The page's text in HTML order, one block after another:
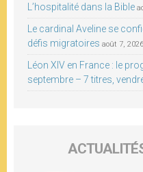
L’hospitalité dans la Bible
Le cardinal Aveline se
défis migratoires août 7, 2026
Léon XIV en France : le
septembre – 7 titres,